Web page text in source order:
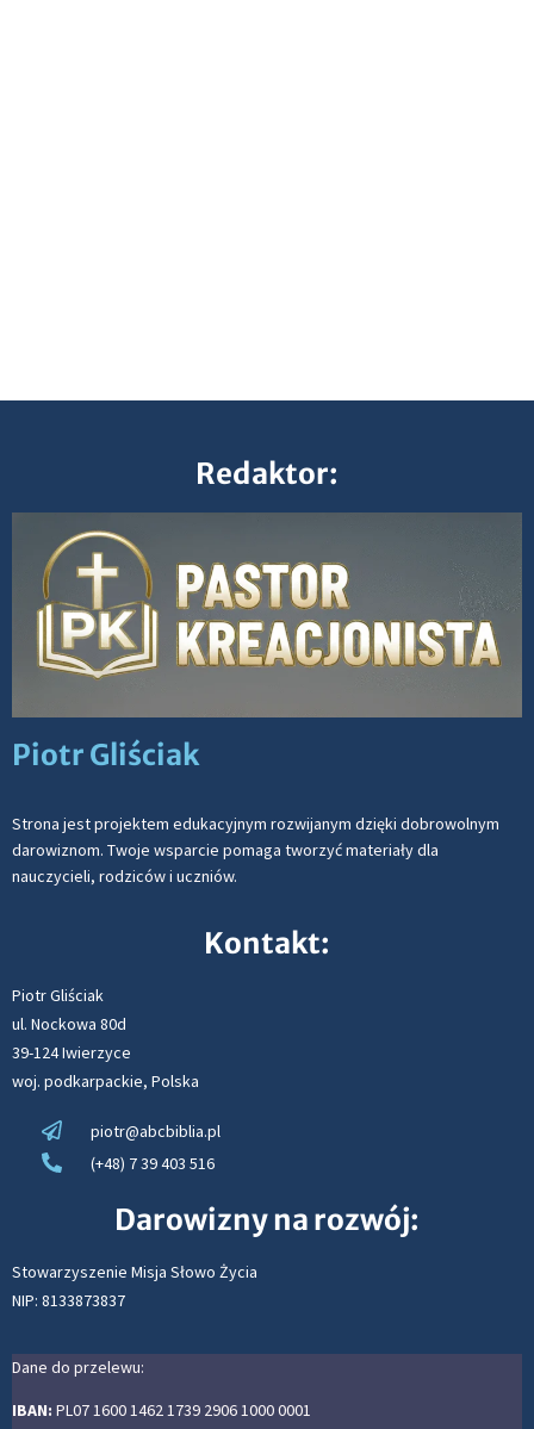
Redaktor:
Piotr Gliściak
Strona jest projektem edukacyjnym rozwijanym dzięki dobrowolnym
darowiznom. Twoje wsparcie pomaga tworzyć materiały dla
nauczycieli, rodziców i uczniów.
Kontakt:
Piotr Gliściak
ul. Nockowa 80d
39-124 Iwierzyce
woj. podkarpackie, Polska
piotr@abcbiblia.pl
(+48) 7 39 403 516
Darowizny na rozwój:
Stowarzyszenie Misja Słowo Życia
NIP: 8133873837
Dane do przelewu:
IBAN: PL07 1600 1462 1739 2906 1000 0001